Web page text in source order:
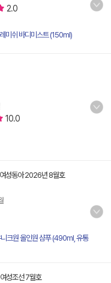
2.0
미쉬 바디미스트 (150ml)
10.0
여성동아 2026년 8월호
크원 올인원 샴푸 (490ml, 유통
여성조선 7월호